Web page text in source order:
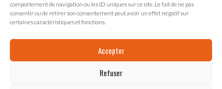
comportement de navigation ou les ID uniques sur ce site. Le fait de ne pas
consentir ou de retirer son consentement peut avoir un effet négatif sur
certaines caractéristiques et fonctions.
Accepter
Refuser
165 avenue du Maréchal de Saxe
69003 LYON